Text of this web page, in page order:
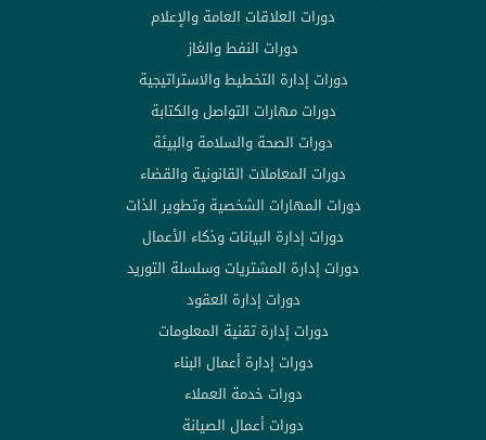
دورات العلاقات العامة والإعلام
دورات النفط والغاز
دورات إدارة التخطيط والاستراتيجية
دورات مهارات التواصل والكتابة
دورات الصحة والسلامة والبيئة
دورات المعاملات القانونية والقضاء
دورات المهارات الشخصية وتطوير الذات
دورات إدارة البيانات وذكاء الأعمال
دورات إدارة المشتريات وسلسلة التوريد
دورات إدارة العقود
دورات إدارة تقنية المعلومات
دورات إدارة أعمال البناء
دورات خدمة العملاء
دورات أعمال الصيانة